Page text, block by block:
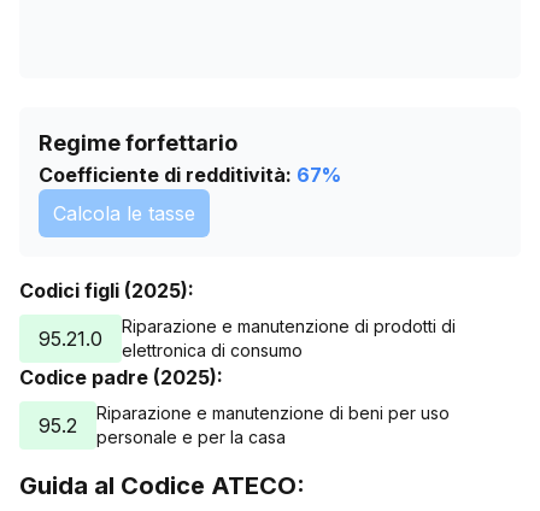
Regime forfettario
Coefficiente di redditività: 67%
Calcola le tasse
Codici figli (2025):
95.21.0
Riparazione e manutenzione di prodotti di
elettronica di consumo
Codice padre (2025):
95.2
Riparazione e manutenzione di beni per uso
personale e per la casa
Guida al Codice ATECO: